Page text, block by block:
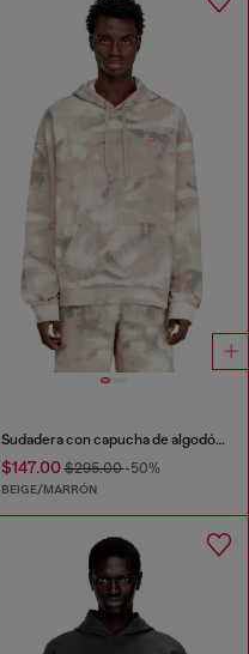
Sudadera con capucha de algodón orgánico con estampado de camuflaje
$147.00$295.00-50%
BEIGE/MARRÓN